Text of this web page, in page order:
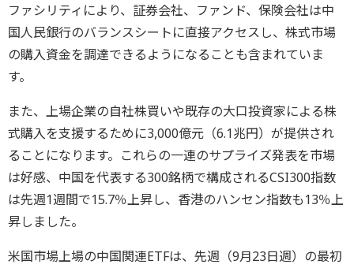
ファシリティにより、証券会社、ファンド、保険会社は中
国人民銀行のバランスシートに直接アクセスし、株式市場
の購入資金を調達できるようになることも含まれていま
す。
また、上場企業の自社株買いや既存の大口投資家による株
式購入を支援するために3,000億元（6.1兆円）が提供され
ることになります。これらの一連のサプライズ発表を市場
は好感、中国を代表する300銘柄で構成されるCSI300指数
は先週1週間で15.7％上昇し、香港のハンセン指数も13％上
昇しました。
米国市場上場の中国関連ETFは、先週（9月23日週）の最初